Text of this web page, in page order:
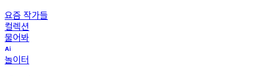
요즘 작가들
컬렉션
물어봐
놀이터